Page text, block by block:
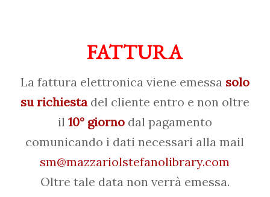
FATTURA
La fattura elettronica viene emessasolo
su richiestadel cliente entro e non oltre
il 10° giornodal pagamento
comunicando i dati necessari alla mail
sm@mazzariolstefanolibrary.com
Oltre tale data non verrà emessa.